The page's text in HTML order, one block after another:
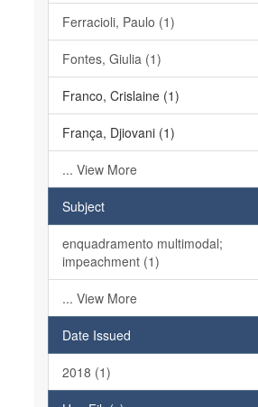
Ferracioli, Paulo (1)
Fontes, Giulia (1)
Franco, Crislaine (1)
França, Djiovani (1)
... View More
Subject
enquadramento multimodal;
impeachment (1)
... View More
Date Issued
2018 (1)